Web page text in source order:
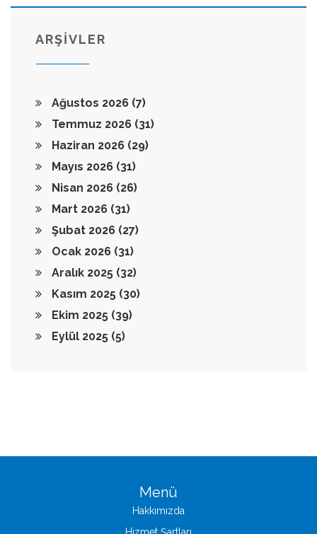
ARŞİVLER
Ağustos 2026 (7)
Temmuz 2026 (31)
Haziran 2026 (29)
Mayıs 2026 (31)
Nisan 2026 (26)
Mart 2026 (31)
Şubat 2026 (27)
Ocak 2026 (31)
Aralık 2025 (32)
Kasım 2025 (30)
Ekim 2025 (39)
Eylül 2025 (5)
Menü
Hakkımızda